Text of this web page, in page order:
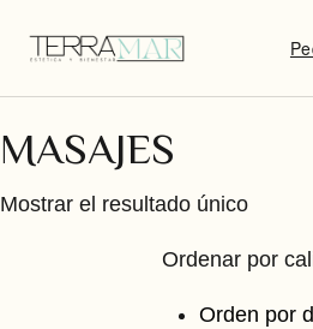
MASAJES
Mostrar el resultado único
Ordenar por
Orden por